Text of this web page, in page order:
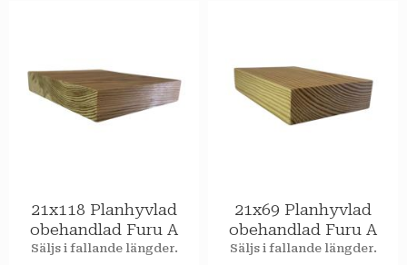
21x118 Planhyvlad
obehandlad Furu A
Säljs i fallande längder.
21x69 Planhyvlad
obehandlad Furu A
Säljs i fallande längder.